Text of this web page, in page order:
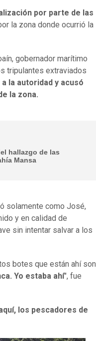
por parte de las
la zona donde ocurrió la
gobernador marítimo
tripulantes extraviados
la autoridad y acusó
la zona.
hallazgo de las
Mansa
solamente como José,
y en calidad de
sin intentar salvar a los
botes que están ahí son
Yo estaba ahí", fue
los pescadores de